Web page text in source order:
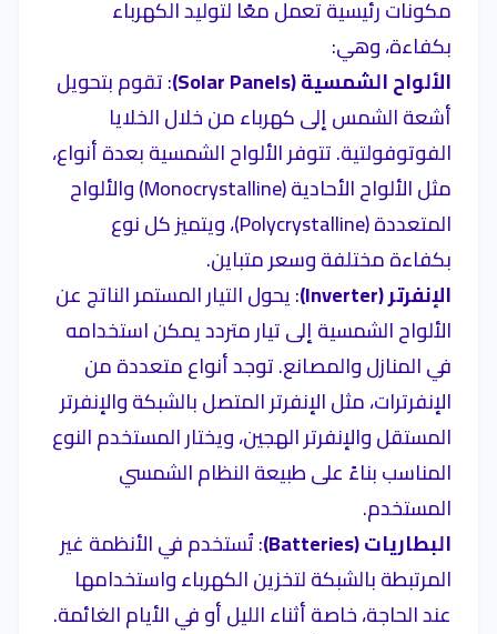
مكونات رئيسية تعمل معًا لتوليد الكهرباء
بكفاءة، وهي:
الألواح الشمسية (Solar Panels)
: تقوم بتحويل
أشعة الشمس إلى كهرباء من خلال الخلايا
الفوتوفولتية. تتوفر الألواح الشمسية بعدة أنواع،
مثل الألواح الأحادية (Monocrystalline) والألواح
المتعددة (Polycrystalline)، ويتميز كل نوع
بكفاءة مختلفة وسعر متباين.
الإنفرتر (Inverter)
: يحول التيار المستمر الناتج عن
الألواح الشمسية إلى تيار متردد يمكن استخدامه
في المنازل والمصانع. توجد أنواع متعددة من
الإنفرترات، مثل الإنفرتر المتصل بالشبكة والإنفرتر
المستقل والإنفرتر الهجين، ويختار المستخدم النوع
المناسب بناءً على طبيعة النظام الشمسي
المستخدم.
البطاريات (Batteries)
: تُستخدم في الأنظمة غير
المرتبطة بالشبكة لتخزين الكهرباء واستخدامها
عند الحاجة، خاصة أثناء الليل أو في الأيام الغائمة.